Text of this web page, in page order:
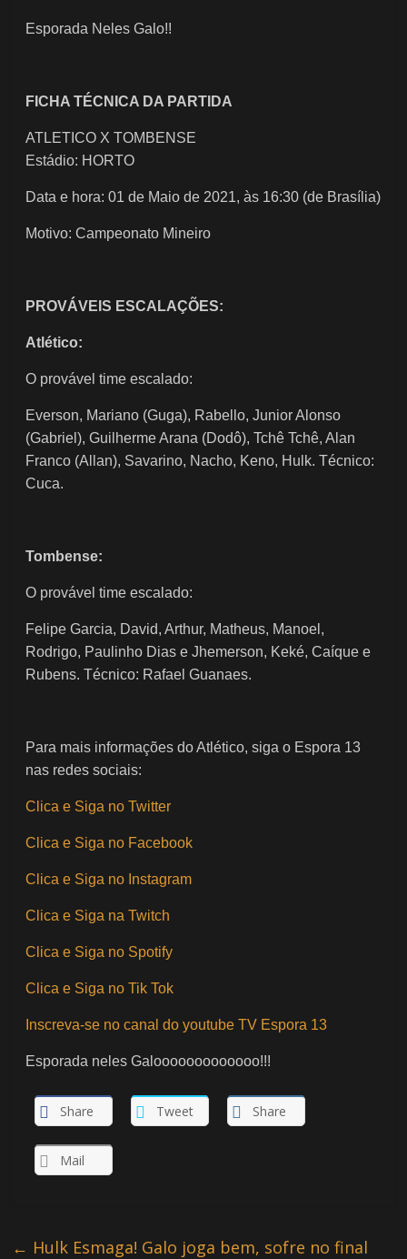
Esporada Neles Galo!!
FICHA TÉCNICA DA PARTIDA
ATLETICO X TOMBENSE
​Estádio: HORTO
Data e hora: 01 de Maio de 2021, às 16:30 (de Brasília)
Motivo: Campeonato Mineiro
PROVÁVEIS ESCALAÇÕES:
Atlético:
O provável time escalado:
Everson, Mariano (Guga), Rabello, Junior Alonso
(Gabriel), Guilherme Arana (Dodô), Tchê Tchê, Alan
Franco (Allan), Savarino, Nacho, Keno, Hulk. Técnico:
Cuca.
Tombense:
O provável time escalado:
Felipe Garcia, David, Arthur, Matheus, Manoel,
Rodrigo, Paulinho Dias e Jhemerson, Keké, Caíque e
Rubens. Técnico: Rafael Guanaes.
Para mais informações do Atlético, siga o Espora 13
nas redes sociais:
Clica e Siga no Twitter
Clica e Siga no Facebook
Clica e Siga no Instagram
Clica e Siga na Twitch
Clica e Siga no Spotify
Clica e Siga no Tik Tok
Inscreva-se no canal do youtube TV Espora 13
Esporada neles Galooooooooooooo!!!
Share Tweet Share
Mail
← Hulk Esmaga! Galo joga bem, sofre no final